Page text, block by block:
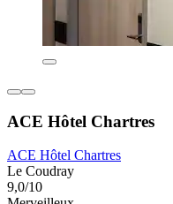
ACE Hôtel Chartres
ACE Hôtel Chartres
Le Coudray
9,0/10